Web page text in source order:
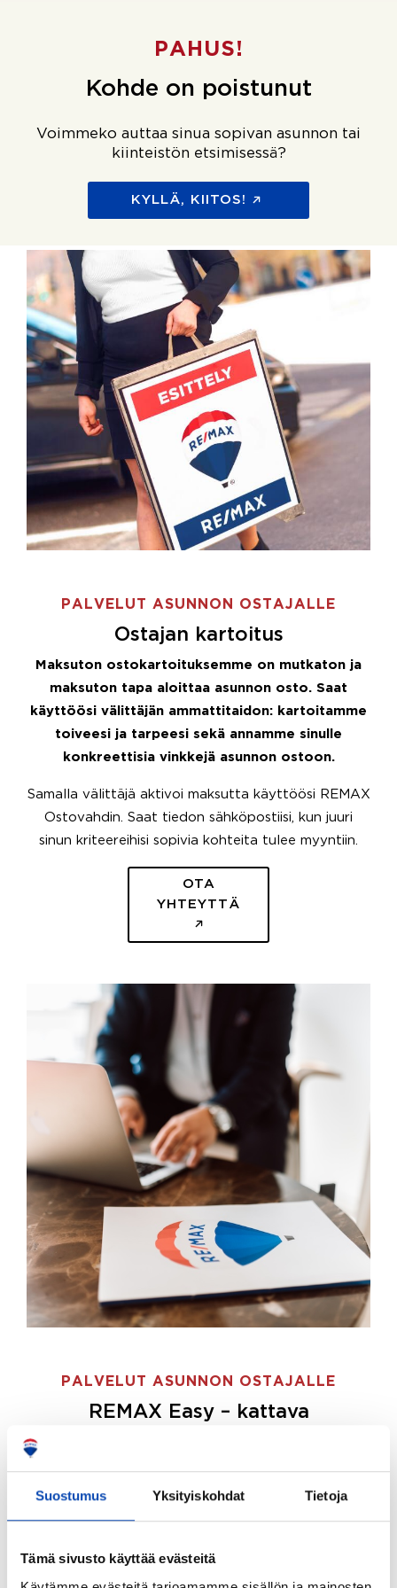
Suostumus Yksityiskohdat Tietoja
Tämä sivusto käyttää evästeitä
PAHUS!
Kohde on poistunut
Voimmeko auttaa sinua sopivan asunnon tai
kiinteistön etsimisessä?
KYLLÄ, KIITOS!
PALVELUT ASUNNON OSTAJALLE
Ostajan kartoitus
Maksuton ostokartoituksemme on mutkaton ja
maksuton tapa aloittaa asunnon osto. Saat
käyttöösi välittäjän ammattitaidon: kartoitamme
toiveesi ja tarpeesi sekä annamme sinulle
konkreettisia vinkkejä asunnon ostoon.
Samalla välittäjä aktivoi maksutta käyttöösi REMAX
Ostovahdin. Saat tiedon sähköpostiisi, kun juuri
sinun kriteereihisi sopivia kohteita tulee myyntiin.
OTA
YHTEYTTÄ
PALVELUT ASUNNON OSTAJALLE
REMAX Easy – kattava
ostajille.
Tee ostotoimeksianto ja etsimme juuri